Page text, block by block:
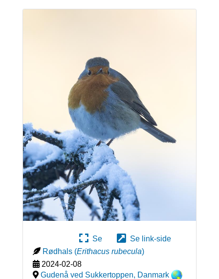
Se
Se link-side
Rødhals (Erithacus rubecula)
2024-02-08
Gudenå ved Sukkertoppen, Danmark